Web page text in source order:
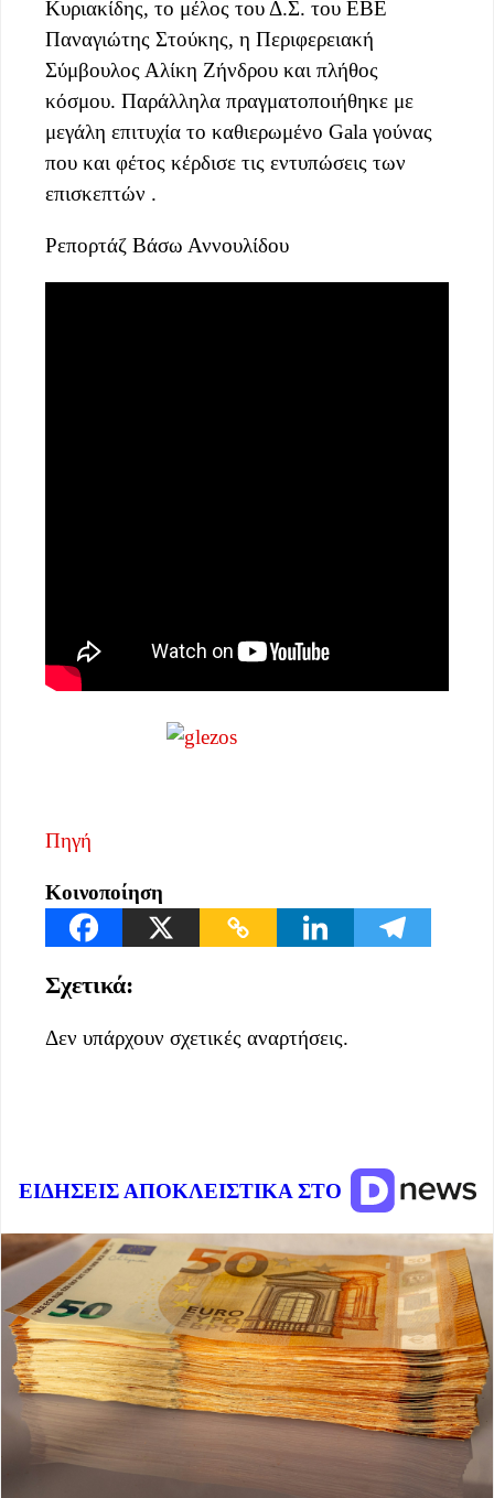
Κυριακίδης, το μέλος του Δ.Σ. του ΕΒΕ
Παναγιώτης Στούκης, η Περιφερειακή
Σύμβουλος Αλίκη Ζήνδρου και πλήθος
κόσμου. Παράλληλα πραγματοποιήθηκε με
μεγάλη επιτυχία το καθιερωμένο Gala γούνας
που και φέτος κέρδισε τις εντυπώσεις των
επισκεπτών .
Ρεπορτάζ Βάσω Αννουλίδου
Πηγή
Κοινοποίηση
Σχετικά:
Δεν υπάρχουν σχετικές αναρτήσεις.
ΕΙΔΗΣΕΙΣ ΑΠΟΚΛΕΙΣΤΙΚΑ ΣΤΟ